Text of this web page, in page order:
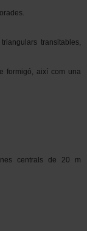
transitables,
formigó, així com una
centrals de 20 m